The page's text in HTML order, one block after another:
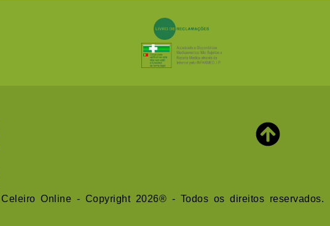
Celeiro Online - Copyright 2026® - Todos os direitos reservados.